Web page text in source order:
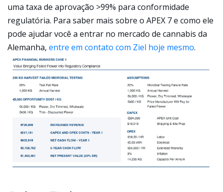
uma taxa de aprovação >99% para conformidade
regulatória. Para saber mais sobre o APEX 7 e como ele
pode ajudar você a entrar no mercado de cannabis da
Alemanha, entre em contato com Ziel hoje mesmo.